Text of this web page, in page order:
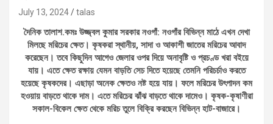
July 13, 2024 talas
দৈনিক তালাশ.কমঃ উজ্জ্বল কুমার সরকার নওগাঁ: নওগাঁর বিভিন্ন মাঠে এখন দেখা
মিলছে মরিচের ক্ষেত। কৃষকরা স্থানীয়, সাদা ও আকাশী জাতের মরিচের আবাদ
করেছেন। তবে কিছুদিন আগেও জেলার ওপর দিয়ে অনাবৃষ্টি ও প্রচণ্ড খরা বইয়ে
যায়। এতে ক্ষেত রক্ষায় যেমন বাড়তি সেচ দিতে হয়েছে তেমনি পরিচর্চাও করতে
হয়েছে কৃষকদের। এছাড়া অনেক ক্ষেতও নষ্ট হয়ে যায়। ফলে মরিচের উৎপাদন কম
হওয়ায় বাড়তে থাকে দাম। এতে মরিচের ঝাঁঝ বাড়তে থাকে দামেও। কৃষক-কৃষাণীরা
সকাল-বিকেল ক্ষেত থেকে মরিচ তুলে বিক্রি করছেন বিভিন্ন হাট-বাজারে।